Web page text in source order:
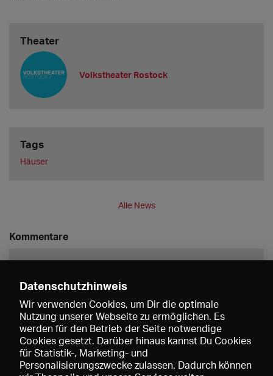
Theater
Volkstheater Rostock
Tags
Häuser
Alle News
Kommentare
Speichern
Datenschutzhinweis
Wir verwenden Cookies, um Dir die optimale
Nutzung unserer Webseite zu ermöglichen. Es
werden für den Betrieb der Seite notwendige
Cookies gesetzt. Darüber hinaus kannst Du Cookies
für Statistik-, Marketing- und
Personalisierungszwecke zulassen. Dadurch können